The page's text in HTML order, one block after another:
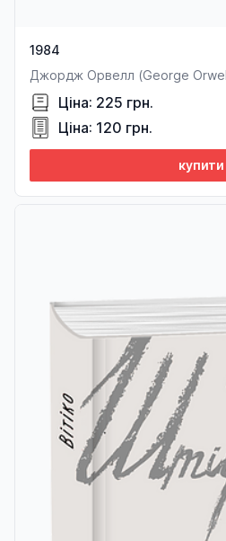
1984
Джордж Орвелл (George
Ціна: 225 грн.
Ціна: 120 грн.
купити